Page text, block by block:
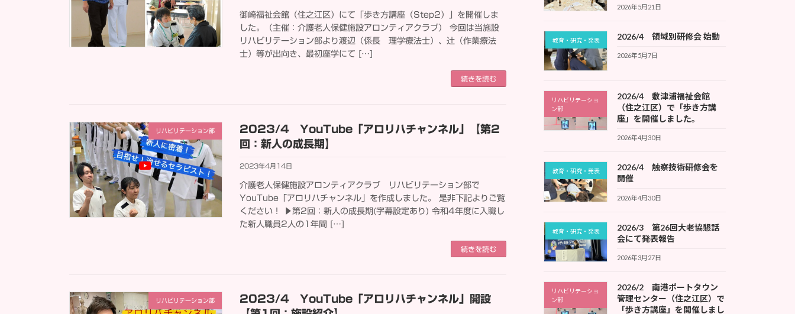
御崎福祉会館（住之江区）にて「歩き方講座（Step2）」を開催しま
した。（主催：介護老人保健施設アロンティアクラブ） 今回は当施設
リハビリテーション部より渡辺（係長 理学療法士）、辻（作業療法
士）等が出向き、最初座学にて […]
続きを読む
リハビリテーション部
2023/4 YouTube「アロリハチャンネル」【第2
回：新人の成長期】
2023年4月14日
介護老人保健施設アロンティアクラブ リハビリテーション部で
YouTube「アロリハチャンネル」を作成しました。 是非下記よりご覧
ください！ ▶第2回：新人の成長期(字幕設定あり) 令和4年度に入職し
た新人職員2人の1年間 […]
続きを読む
リハビリテーション部
2023/4 YouTube「アロリハチャンネル」開設
2026年5月21日
教育・研究・発表 2026/4 領域別研修会 始動
2026年5月7日
リハビリテーショ
ン部
2026/4 敷津浦福祉会館
（住之江区）で「歩き方講
座」を開催しました。
2026年4月30日
教育・研究・発表
2026/4 触察技術研修会を
開催
2026年4月30日
教育・研究・発表
2026/3 第26回大老協懇話
会にて発表報告
2026年3月27日
リハビリテーショ
ン部
2026/2 南港ポートタウン
管理センター（住之江区）で
「歩き方講座」を開催しまし